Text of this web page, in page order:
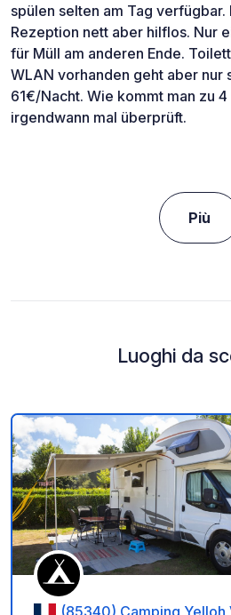
spülen selten am Tag verfügbar.
Rezeption nett aber hilflos. Nur
für Müll am anderen Ende.
WLAN vorhanden geht aber nur
61€/Nacht. Wie kommt man zu
irgendwann mal überprüft.
Più
Luoghi da
(85340) Camping Yelloh